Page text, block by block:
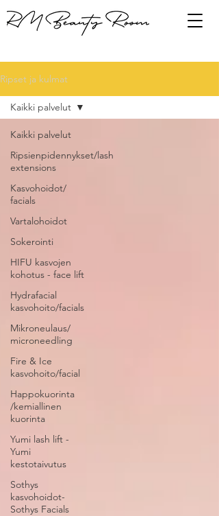
Ripset ja kulmat
Kaikki palvelut
Ripsienpidennykset/lash
extensions
Kasvohoidot/
facials
Vartalohoidot
Sokerointi
HIFU kasvojen
kohotus - face lift
Hydrafacial
kasvohoito/facials
Mikroneulaus/
microneedling
Fire & Ice
kasvohoito/facial
Happokuorinta
/kemiallinen
kuorinta
Yumi lash lift -
Yumi
kestotaivutus
Sothys
kasvohoidot-
Sothys Facials
Kaikki palvelut